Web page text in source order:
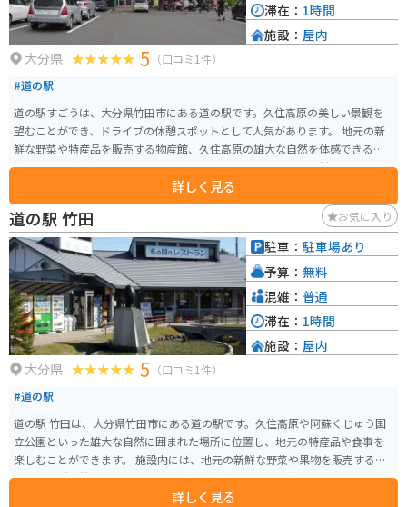
大分県 5 （口コミ1件）
#道の駅
道の駅すごうは、大分県竹田市にある道の駅です。久住高原の美しい景観を
望むことができ、ドライブの休憩スポットとして人気があります。 地元の新
鮮な野菜や特産品を販売する物産館、久住高原の雄大な自然を体感できるレ
ストランなどがあります。特に、レストランでは、地元産の食材をふんだん
に使った料理を楽しむことができます。おすすめは、久住高原で育った豊後
牛を使った「豊後牛ステーキ丼」です。 バイクで訪れる場合、道の駅すごう
は、やまなみハイウェイ沿いにあるため、ツーリングの拠点としても最適で
す。広々とした駐車場があり、休憩 facilities も充実しています。 周辺には、
温泉やキャンプ場など、観光スポットも点在しているので、道の駅すごうを
拠点に、久住高原を満喫するのもおすすめです。
詳しく見る
滞在： 1時間
施設： 屋内
道の駅 竹田 お気に入り
大分県 5 （口コミ1件）
#道の駅
道の駅 竹田は、大分県竹田市にある道の駅です。久住高原や阿蘇くじゅう国
立公園といった雄大な自然に囲まれた場所に位置し、地元の特産品や食事を
楽しむことができます。 施設内には、地元の新鮮な野菜や果物を販売する農
産物直売所、竹田市やその周辺地域の特産品を扱う物産館、レストランなど
があります。レストランでは、豊後牛や地鶏など、地元の食材を使った料理を
詳しく見る
駐車： 駐車場あり
予算： 無料
混雑： 普通
滞在： 1時間
施設： 屋内